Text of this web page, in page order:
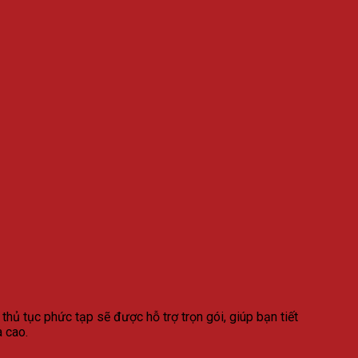
tục phức tạp sẽ được hỗ trợ trọn gói, giúp bạn tiết
cao.